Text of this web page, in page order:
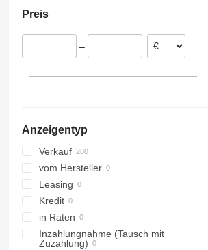
Litauen
Dänemark
Preis
–
Anzeigentyp
Verkauf
vom Hersteller
Leasing
Kredit
in Raten
Inzahlungnahme (Tausch mit
Zuzahlung)